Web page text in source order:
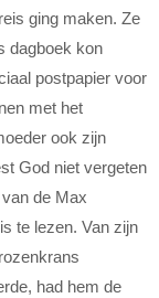
ging maken. Ze
dagboek kon
postpapier voor
met het
ook zijn
God niet vergeten
de Max
te lezen. Van zijn
had hem de